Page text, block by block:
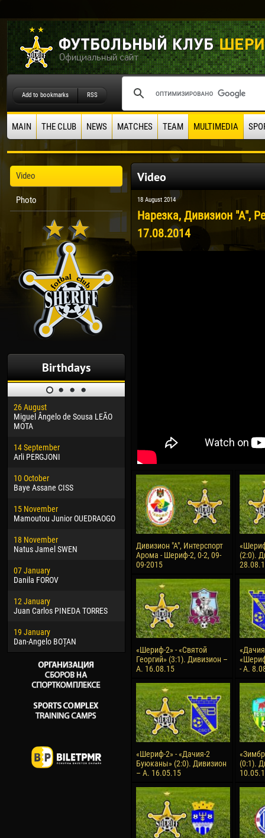
Add to bookmarks RSS
MAIN THE CLUB NEWS MATCHES TEAM MULTIMEDIA
Video
Photo
Birthdays
26 August
Miguel Ângelo de Sousa LEÃO
MOTA
14 September
Arli PERGJONI
10 October
Baye Assane CISS
15 November
Mamoutou Junior OUEDRAOGO
18 November
Natus Jamel SWEN
07 January
Danila FOROV
12 January
Juan Carlos PINEDA TORRES
19 January
Dan-Angelo BOȚAN
24 February
Vladislav COSTIN
Veaceslav COZMA
09 March
Emmanuel AFETSE
20 March
22 March
Samba KONÉ
26 March
Vitor Hugo Morais de OLIVEIRA
28 March
Raí LOPES DE OLIVEIRA
13
15
24
28
10
15
Ivan
Video
18 August 2014
Нарезка, Дивизион "А",
17.08.2014
Дивизион "А", Интерспорт
Арома - Шериф-2, 0-2, 09-
09-2015
(2:0).
«Шериф-2» - «Святой
Георгий» (3:1). Дивизион –
А. 16.08.15
- А.
«Шериф-2» - «Дачия-2
Буюканы» (2:0). Дивизион
– А. 16.05.15
(0:1).